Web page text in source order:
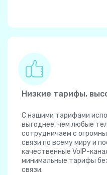
Низкие тарифы,
С нашими тарифами
выгоднее, чем любые
сотрудничаем с
связи по всему миру и
качественные VoIP-
минимальные тарифы
связи.